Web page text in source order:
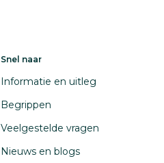
Snel naar
Informatie en uitleg
Begrippen
Veelgestelde vragen
Nieuws en blogs